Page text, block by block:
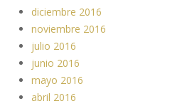
diciembre 2016
noviembre 2016
julio 2016
junio 2016
mayo 2016
abril 2016